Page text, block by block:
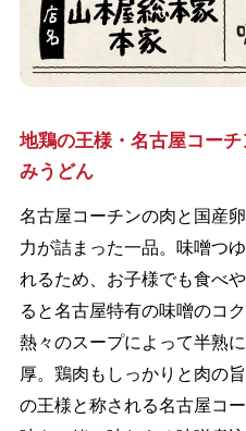
地鶏の王様・名古屋コー
みうどん
名古屋コーチンの肉と国産
力が詰まった一品。味噌つ
れるため、お子様でも食べ
ると名古屋特有の味噌のコ
熱々のスープによって半熟
厚。鶏肉もしっかりと肉の
の王様と称される名古屋コ